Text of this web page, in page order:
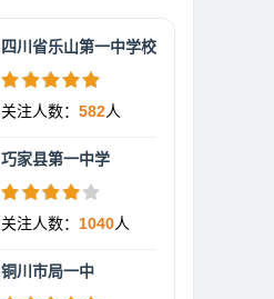
四川省乐山第一中学校
关注人数： 582人
巧家县第一中学
关注人数： 1040人
铜川市局一中